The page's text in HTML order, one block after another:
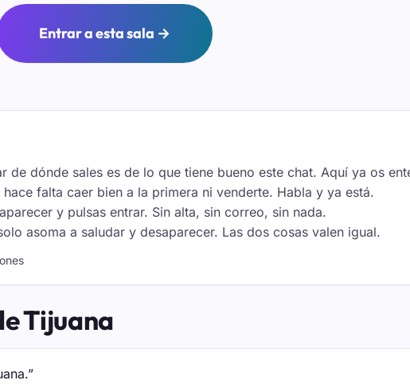
Entrar a esta sala →
dónde sales es de lo que tiene bueno este chat. Aquí ya os
falta caer bien a la primera ni venderte. Habla y ya está.
y pulsas entrar. Sin alta, sin correo, sin nada.
asoma a saludar y desaparecer. Las dos cosas valen igual.
Tijuana